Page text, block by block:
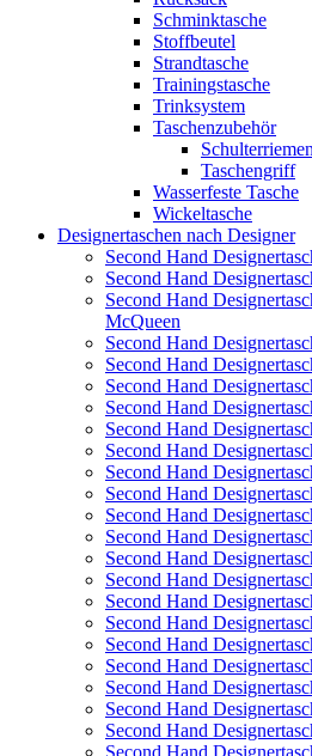
Schminktasche
Stoffbeutel
Strandtasche
Trainingstasche
Trinksystem
Taschenzubehör
Schulterriemen
Taschengriff
Wasserfeste Tasche
Wickeltasche
Designertaschen nach Designer
Second Hand
Second Hand
Second Hand
McQueen
Second Hand
Second Hand
Second Hand
Second Hand
Second Hand
Second Hand
Second Hand
Second Hand
Second Hand
Second Hand
Second Hand
Second Hand
Second Hand
Second Hand
Second Hand
Second Hand
Second Hand
Second Hand
Second Hand
Second Hand